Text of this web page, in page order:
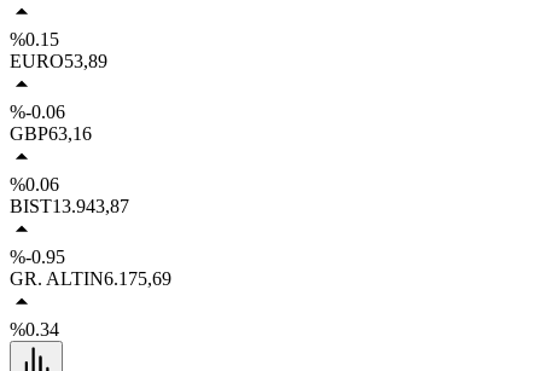
%0.15
EURO53,89
%-0.06
GBP63,16
%0.06
BIST13.943,87
%-0.95
GR. ALTIN6.175,69
%0.34